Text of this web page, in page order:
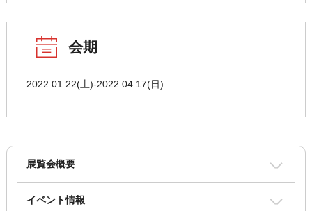
会期
2022.01.22(土)-2022.04.17(日)
展覧会概要
イベント情報